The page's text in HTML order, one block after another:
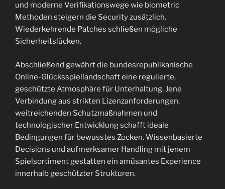
und moderne Verifikationswege wie biometric
Methoden steigern die Security zusätzlich.
Wiederkehrende Patches schließen mögliche
Sicherheitslücken.
Abschließend gewährt die bundesrepublikanische
Online-Glücksspiellandschaft eine regulierte,
geschützte Atmosphäre für Unterhaltung. Jene
Verbindung aus strikten Lizenzanforderungen,
weitreichenden Schutzmaßnahmen und
technologischer Entwicklung schafft ideale
Bedingungen für bewusstes Zocken. Wissenbasierte
Decisions und aufmerksamer Handling mit jenem
Spielsortiment gestatten ein amüsantes Experience
innerhalb geschützter Strukturen.